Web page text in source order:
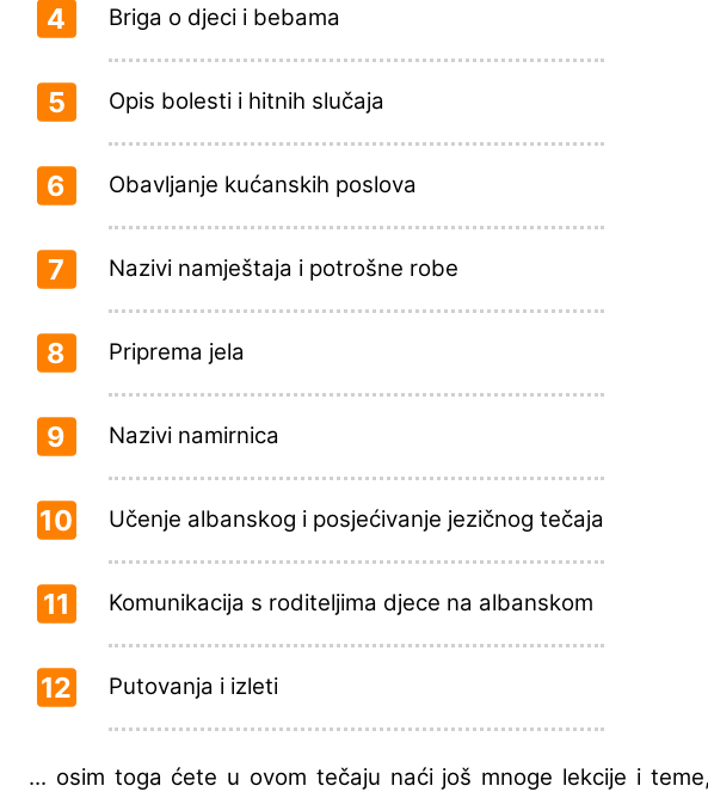
4 Briga o djeci i bebama
5 Opis bolesti i hitnih slučaja
6 Obavljanje kućanskih poslova
7 Nazivi namještaja i potrošne robe
8 Priprema jela
9 Nazivi namirnica
10 Učenje albanskog i posjećivanje jezičnog tečaja
11 Komunikacija s roditeljima djece na albanskom
12 Putovanja i izleti
... osim toga ćete u ovom tečaju naći još mnoge lekcije i